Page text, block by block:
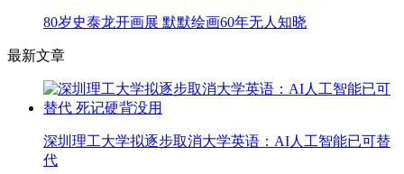
80岁史泰龙开画展 默默绘画60年无人知晓
最新文章
深圳理工大学拟逐步取消大学英语：AI人工智能已可替
代